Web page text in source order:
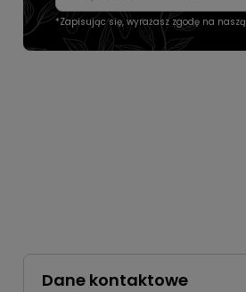
*Zapisując się, wyrażasz zgodę na naszą
Dane kontaktowe